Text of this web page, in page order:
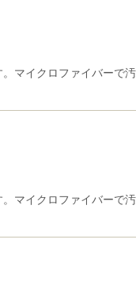
マイクロファイバーで
マイクロファイバーで